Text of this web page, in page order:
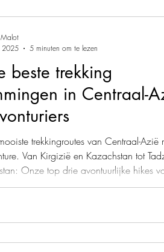
beste trekking
in Centraal-
trekkingroutes van Centraal-Azië
Van Kirgizië en Kazachstan tot
Onze top drie avontuurlijke hikes
Malot
2025
5 minuten om te lezen